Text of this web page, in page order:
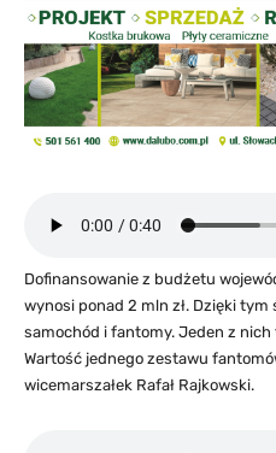
Dofinansowanie z budżetu
wynosi ponad 2 mln zł. Dzięki
samochód i fantomy. Jeden z nich
Wartość jednego zestawu
wicemarszałek Rafał Rajkowski.